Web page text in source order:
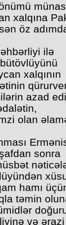
xalqına
öz
ilə
xalqının
azad
olan
sonra
hamı
təmin
və ərazi